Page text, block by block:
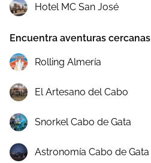
Hotel MC San José
Encuentra aventuras cercanas
Rolling Almería
El Artesano del Cabo
Snorkel Cabo de Gata
Astronomía Cabo de Gata